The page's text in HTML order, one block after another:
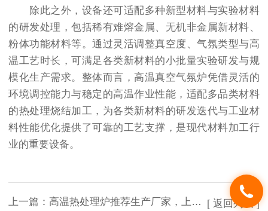
除此之外，设备还可适配多种新型材料与实验材料
的研发处理，包括稀有难熔金属、无机非金属新材料、
粉体功能材料等。通过灵活调整真空度、气氛类型与高
温工艺时长，可满足各类新材料的小批量实验研发与规
模化生产需求。整体而言，高温真空气氛炉凭借灵活的
环境调控能力与稳定的高温作业性能，适配多品类材料
的热处理烧结加工，为各类新材料的研发迭代与工业材
料性能优化提供了可靠的工艺支撑，是现代材料加工行
业的重要设备。
上一篇： 高温热处理炉推荐生产厂家，上海贵尔高温炉参数介绍 [ 返回列表 ]